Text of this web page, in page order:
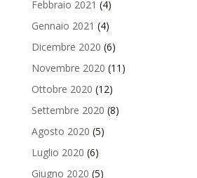
Febbraio 2021 (4)
Gennaio 2021 (4)
Dicembre 2020 (6)
Novembre 2020 (11)
Ottobre 2020 (12)
Settembre 2020 (8)
Agosto 2020 (5)
Luglio 2020 (6)
Giugno 2020 (5)